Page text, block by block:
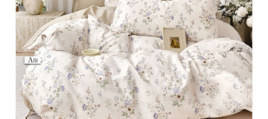
２．關於個人資料處理事宜，請瀏覽以下網址：
https://aftee.tw/terms/#terms3
３．未成年的使用者請事先徵得法定代理人或監護人之同意方可使用
「AFTEE先享後付」，若未經同意申辦者引起之損失，本公司不負相關責
任。
４．使用「AFTEE先享後付」時，將依據個別帳號之用戶狀況，依本公司即
時審查核予不同之上限額度；若仍有額度不足之情形，本公司將視審查結果
請求用戶進行身份認證。
５．嚴禁一人註冊多個帳號或使用他人資訊註冊。若發現惡意使用之情形，
恩沛科技股份有限公司將有權停止該用戶之使用額度並採取法律行動。
每筆NT$80，滿NT$999(含以上)免運費